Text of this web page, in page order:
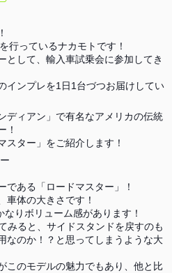
行っているナカモトです！
として、輸入車試乗会に参加してき
インプレを1日1台づつお届けしてい
ディアン」で有名なアメリカの伝統
！
スター」をご紹介します！
である「ロードマスター」！
車体の大きさです！
りボリューム感があります！
みると、サイドスタンドを戻すのも
なのか！？と思ってしまうような大
このモデルの魅力でもあり、他と比